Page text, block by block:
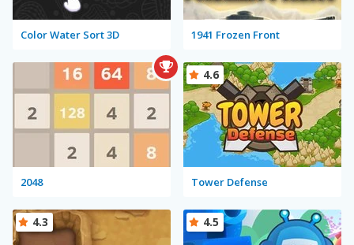
Color Water Sort 3D 1941 Frozen Front
2048 Tower Defense
4.6
4.3 4.5